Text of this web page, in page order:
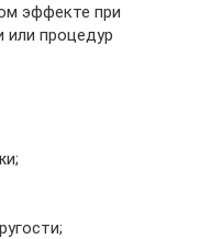
эффекте при
или процедур